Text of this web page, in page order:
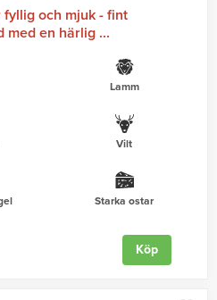
fyllig och mjuk - fint
med en härlig ...
Lamm
Vilt
Starka ostar
Köp